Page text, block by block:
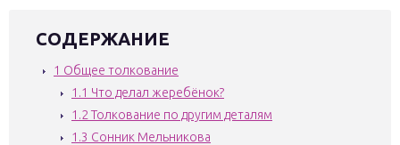
СОДЕРЖАНИЕ
1 Общее толкование
1.1 Что делал жеребёнок?
1.2 Толкование по другим деталям
1.3 Сонник Мельникова